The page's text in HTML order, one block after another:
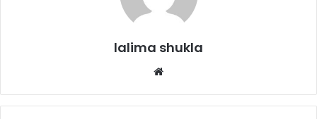
lalima shukla